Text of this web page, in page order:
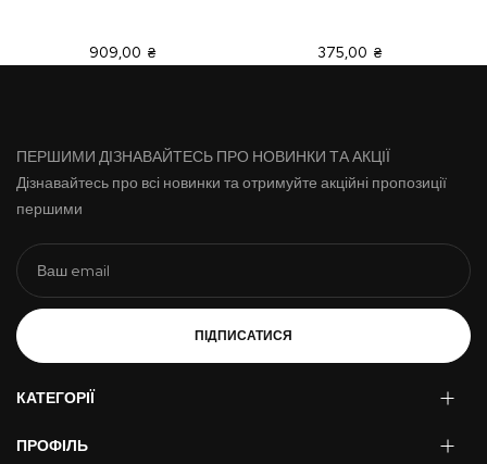
909,00 ₴ 375,00 ₴
ПЕРШИМИ ДІЗНАВАЙТЕСЬ ПРО НОВИНКИ ТА АКЦІЇ
Дізнавайтесь про всі новинки та отримуйте акційні пропозиції
першими
ПІДПИСАТИСЯ
КАТЕГОРІЇ
ПРОФІЛЬ